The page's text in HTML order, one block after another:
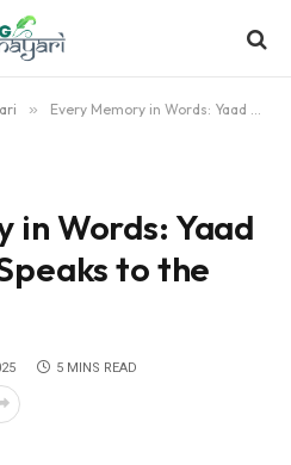
» Every Memory in Words: Yaad Shayari That Speaks to the Soul
in Words: Yaad
to the
5 MINS READ